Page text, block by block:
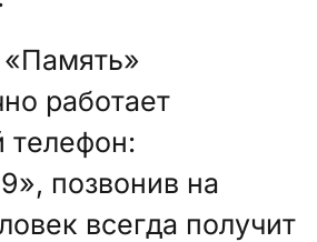
«Память»
работает
телефон:
позвонив на
всегда получит